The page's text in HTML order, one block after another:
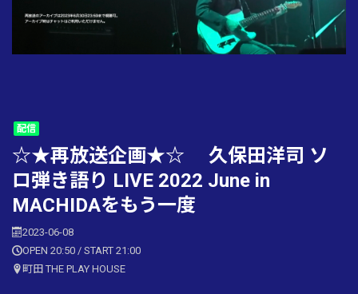
配信
☆★再放送企画★☆ 久保田洋司 ソ
ロ弾き語り LIVE 2022 June in
MACHIDAをもう一度
2023-06-08
OPEN 20:50 / START 21:00
町田 THE PLAY HOUSE